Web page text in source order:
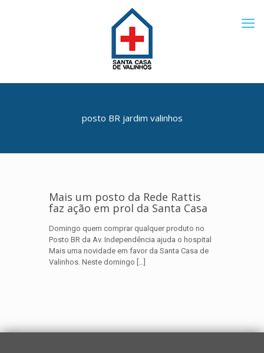
posto BR jardim valinhos
Mais um posto da Rede Rattis
faz ação em prol da Santa Casa
Domingo quem comprar qualquer produto no
Posto BR da Av. Independência ajuda o hospital
Mais uma novidade em favor da Santa Casa de
Valinhos. Neste domingo […]